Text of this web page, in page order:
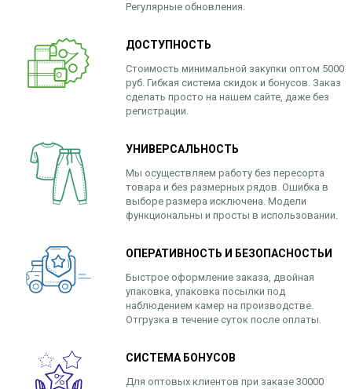
Регулярные обновления.
ДОСТУПНОСТЬ
Стоимость минимальной закупки оптом 5000
руб. Гибкая система скидок и бонусов. Заказ
сделать просто на нашем сайте, даже без
регистрации.
УНИВЕРСАЛЬНОСТЬ
Мы осуществляем работу без пересорта
товара и без размерных рядов. Ошибка в
выборе размера исключена. Модели
функциональны и просты в использовании.
ОПЕРАТИВНОСТЬ И БЕЗОПАСНОСТЬИ
Быстрое оформление заказа, двойная
упаковка, упаковка посылки под
наблюдением камер на производстве.
Отгрузка в течение суток после оплаты.
СИСТЕМА БОНУСОВ
Для оптовых клиентов при заказе 30000